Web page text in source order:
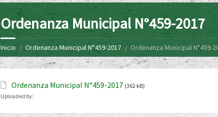
Ordenanza Municipal N°459-2017
Inicio Ordenanza Municipal N°459-2017 Ordenanza Municipal N°459-
Ordenanza Municipal N°459-2017 (362 kB)
Uploaded by: